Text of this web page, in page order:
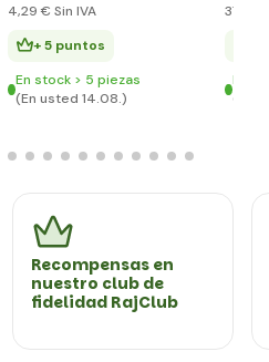
4,29 € Sin IVA
+ 5 puntos
En stock > 5 piezas
(En usted 14.08.)
37
En
(En
Recompensas en
nuestro club de
fidelidad RajClub